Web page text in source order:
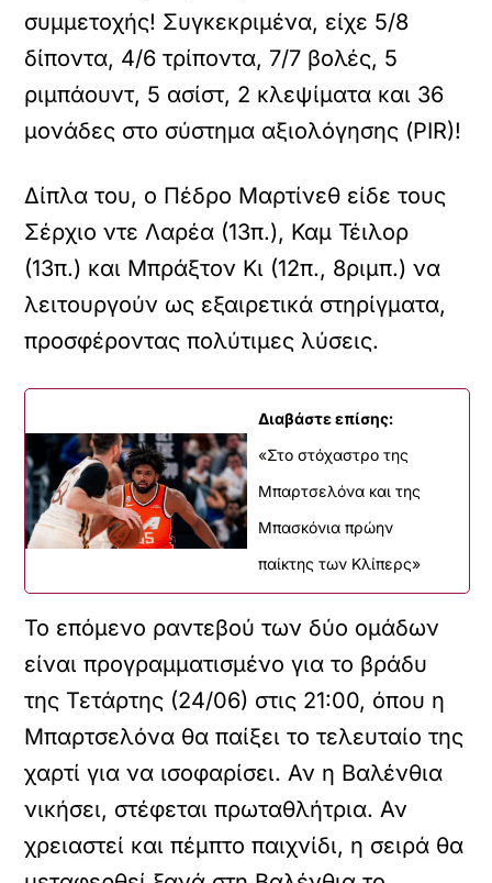
συμμετοχής! Συγκεκριμένα, είχε 5/8
δίποντα, 4/6 τρίποντα, 7/7 βολές, 5
ριμπάουντ, 5 ασίστ, 2 κλεψίματα και 36
μονάδες στο σύστημα αξιολόγησης (PIR)!
Δίπλα του, ο Πέδρο Μαρτίνεθ είδε τους
Σέρχιο ντε Λαρέα (13π.), Καμ Τέιλορ
(13π.) και Μπράξτον Κι (12π., 8ριμπ.) να
λειτουργούν ως εξαιρετικά στηρίγματα,
προσφέροντας πολύτιμες λύσεις.
Διαβάστε επίσης:
«Στο στόχαστρο της
Μπαρτσελόνα και της
Μπασκόνια πρώην
παίκτης των Κλίπερς»
Το επόμενο ραντεβού των δύο ομάδων
είναι προγραμματισμένο για το βράδυ
της Τετάρτης (24/06) στις 21:00, όπου η
Μπαρτσελόνα θα παίξει το τελευταίο της
χαρτί για να ισοφαρίσει. Αν η Βαλένθια
νικήσει, στέφεται πρωταθλήτρια. Αν
χρειαστεί και πέμπτο παιχνίδι, η σειρά θα